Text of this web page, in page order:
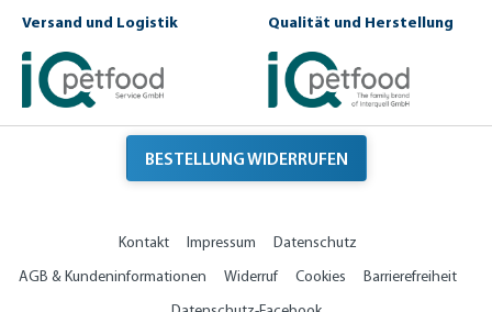
Versand und Logistik Qualität und Herstellung
BESTELLUNG WIDERRUFEN
Kontakt Impressum
Datenschutz
AGB & Kundeninformationen
Widerruf Cookies
Barrierefreiheit